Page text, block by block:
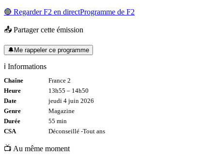
🔴 RegarderF2 en directProgramme de F2
📤 Partager cette émission
🔔Me rappeler ce programme
ℹ️ Informations
Chaîne
France 2
Heure
13h55 – 14h50
Date
jeudi 4 juin 2026
Genre
Magazine
Durée
55 min
CSA
Déconseillé -Tout ans
📺 Au même moment